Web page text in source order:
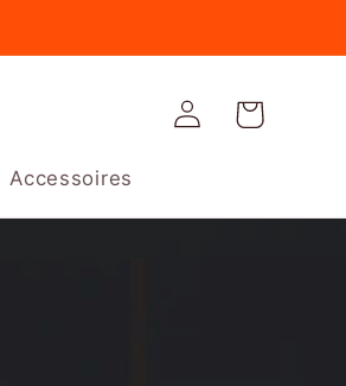
Accessoires
Inloggen
Winkelwagen